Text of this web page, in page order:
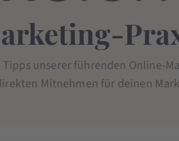
unserer führenden Online-
Mitnehmen für deinen